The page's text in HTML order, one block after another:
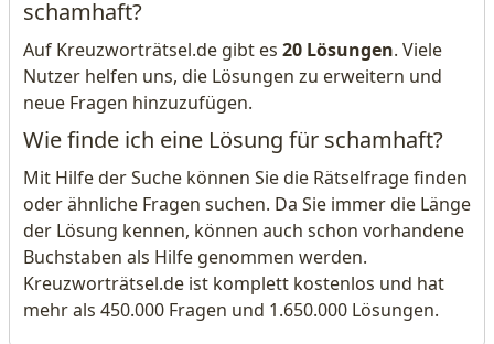
schamhaft?
Auf Kreuzworträtsel.de gibt es 20 Lösungen. Viele
Nutzer helfen uns, die Lösungen zu erweitern und
neue Fragen hinzuzufügen.
Wie finde ich eine Lösung für schamhaft?
Mit Hilfe der Suche können Sie die Rätselfrage finden
oder ähnliche Fragen suchen. Da Sie immer die Länge
der Lösung kennen, können auch schon vorhandene
Buchstaben als Hilfe genommen werden.
Kreuzworträtsel.de ist komplett kostenlos und hat
mehr als 450.000 Fragen und 1.650.000 Lösungen.